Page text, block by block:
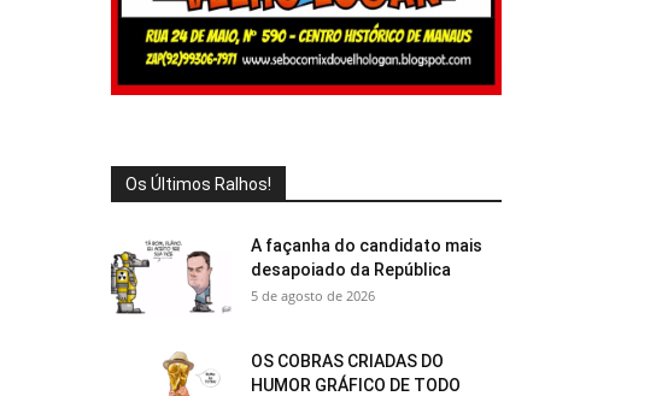
Os Últimos Ralhos!
A façanha do candidato mais
desapoiado da República
5 de agosto de 2026
OS COBRAS CRIADAS DO
HUMOR GRÁFICO DE TODO